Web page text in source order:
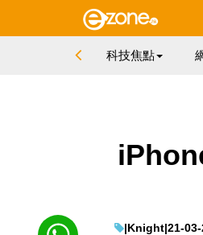
科技焦點
|Knight|21-